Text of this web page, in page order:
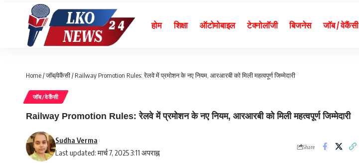
होम शिक्षा ऑटोमोबाइल टेक्नोलॉजी बिजनेस जॉब / वेकैंसी
Home/जॉब/वेकैंसी/Railway Promotion Rules: रेलवे में प्रमोशन के नए नियम, आरआरबी को मिली महत्वपूर्ण जिम्मेदारी
जॉब/वेकैंसी
Railway Promotion Rules: रेलवे में प्रमोशन के नए नियम, आरआरबी को मिली महत्वपूर्ण जिम्मेदारी
Last updated: मार्च 7, 2025 3:11 अपराह्न
Sudha Verma
Share